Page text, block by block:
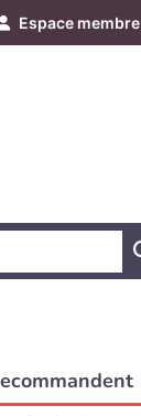
Espace membre